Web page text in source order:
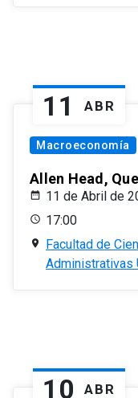
11 ABR
Macroeconomía
Allen Head,
11 de Abril de
17:00
Facultad de
Administrativas
10 ABR